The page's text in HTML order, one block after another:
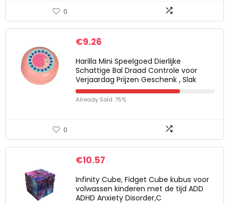
0
€9.26
Harilla Mini Speelgoed Dierlijke
Schattige Bal Draad Controle voor
Verjaardag Prijzen Geschenk , Slak
Already Sold: 75%
0
€10.57
Infinity Cube, Fidget Cube kubus voor
volwassen kinderen met de tijd ADD
ADHD Anxiety Disorder,C